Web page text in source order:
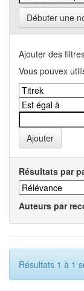
Débuter une
Ajouter des
Vous pouvex
Résultats par
Auteurs par
Résultats 1 à 1